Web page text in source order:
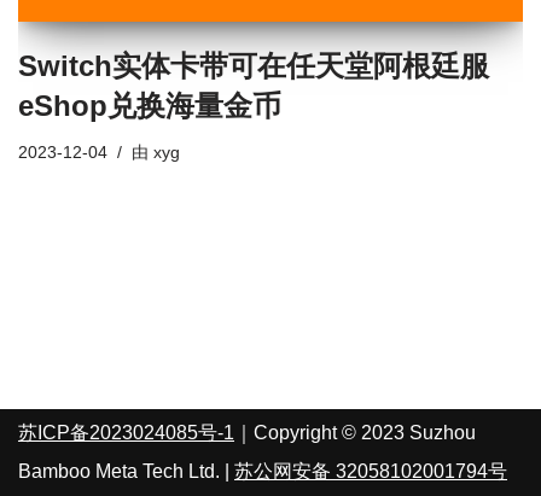
Switch实体卡带可在任天堂阿根廷服
eShop兑换海量金币
2023-12-04 由 xyg
苏ICP备2023024085号-1 ｜Copyright © 2023 Suzhou
Bamboo Meta Tech Ltd. | 苏公网安备 32058102001794号